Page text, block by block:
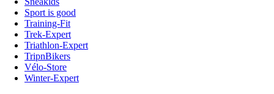
Sport is good
Training-Fit
Trek-Expert
Triathlon-Expert
TripnBikers
Vélo-Store
Winter-Expert